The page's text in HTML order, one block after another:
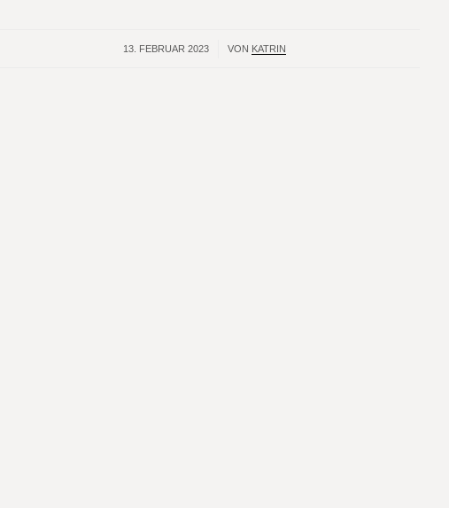
13. FEBRUAR 2023
/ VON KATRIN